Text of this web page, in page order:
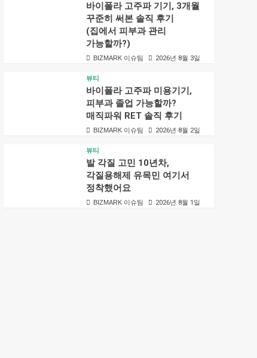
바이폴라 고주파 기기, 3개월
꾸준히 써본 솔직 후기
(집에서 피부과 관리
가능할까?)
BIZMARK 이슈팀 2026년 8월 3일
뷰티
바이폴라 고주파 미용기기,
피부과 졸업 가능할까?
매직파워 RET 솔직 후기
BIZMARK 이슈팀 2026년 8월 2일
뷰티
발 각질 고민 10년차,
각질용해제 유목민 여기서
정착했어요
BIZMARK 이슈팀 2026년 8월 1일